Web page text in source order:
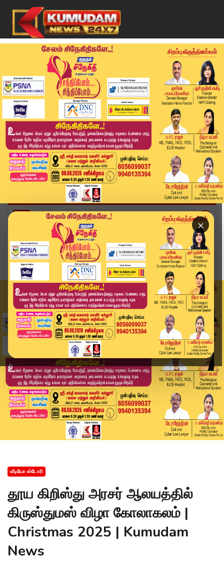
×
Home
வீடியோ ஸ்டோரி
தூய கிறிஸ்து அரசர் ஆலயத்தில் கிருஸ்துமஸ் விழா க...
வீடியோ ஸ்டோரி
தூய கிறிஸ்து அரசர் ஆலயத்தில்
கிருஸ்துமஸ் விழா கோலாகலம் |
Christmas 2025 | Kumudam
News